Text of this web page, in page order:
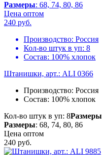
Размеры: 68, 74, 80, 86
Цена оптом
240 руб.
Производство: Россия
Кол-во штук в уп: 8
Состав: 100% хлопок
Штанишки, арт.: ALI 0366
Производство: Россия
Состав: 100% хлопок
Кол-во штук в уп: 8Размеры
Размеры: 68, 74, 80, 86
Цена оптом
240 руб.